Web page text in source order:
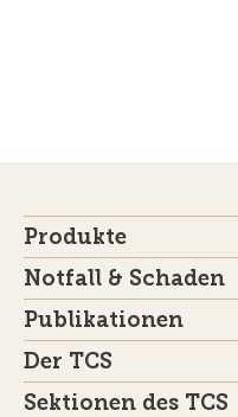
Produkte
Notfall & Schaden
Publikationen
Der TCS
Sektionen des TCS